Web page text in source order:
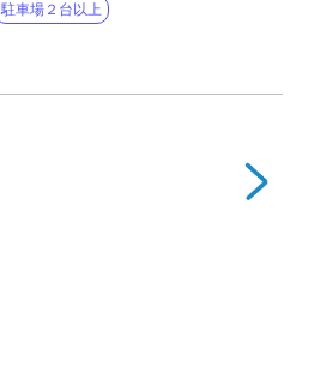
駐車場２台以上